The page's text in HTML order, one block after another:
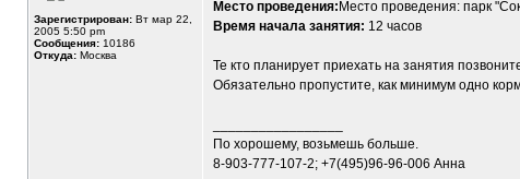
Зарегистрирован: Вт мар 22,
2005 5:50 pm
Сообщения: 10186
Откуда: Москва
Место проведения: Место проведения: парк
Время начала занятия: 12 часов
Те кто планирует приехать на занятия
Обязательно пропустите, как минимум одно
По хорошему, возьмешь больше.
8-903-777-107-2; +7(495)96-96-006 Анна